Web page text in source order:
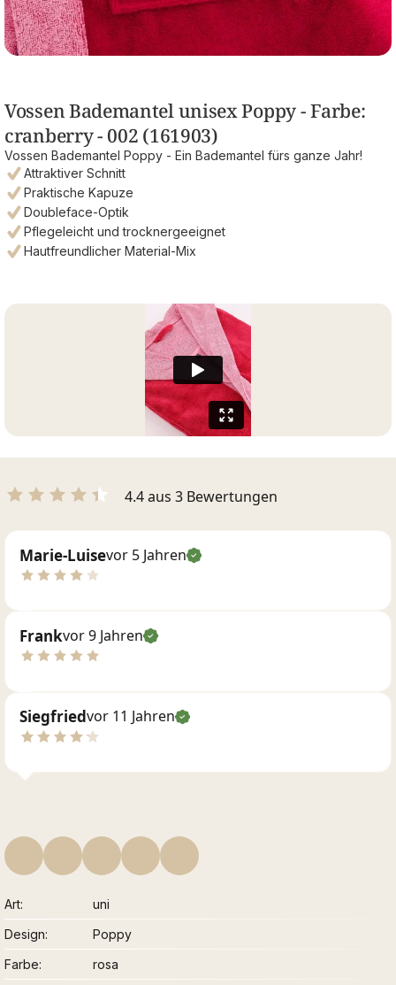
Vossen Bademantel unisex Poppy - Farbe:
cranberry - 002 (161903)
Vossen Bademantel Poppy - Ein Bademantel fürs ganze Jahr!
Attraktiver Schnitt
Praktische Kapuze
Doubleface-Optik
Pflegeleicht und trocknergeeignet
Hautfreundlicher Material-Mix
4.4 aus 3 Bewertungen
Marie-Luisevor 5 Jahren
Frankvor 9 Jahren
Siegfriedvor 11 Jahren
Art
uni
Design
Poppy
Farbe
rosa